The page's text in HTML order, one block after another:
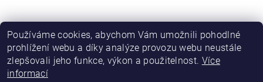
Používáme cookies, abychom Vám umožnili pohodlné
prohlížení webu a díky analýze provozu webu neustále
zlepšovali jeho funkce, výkon a použitelnost. Více
informací